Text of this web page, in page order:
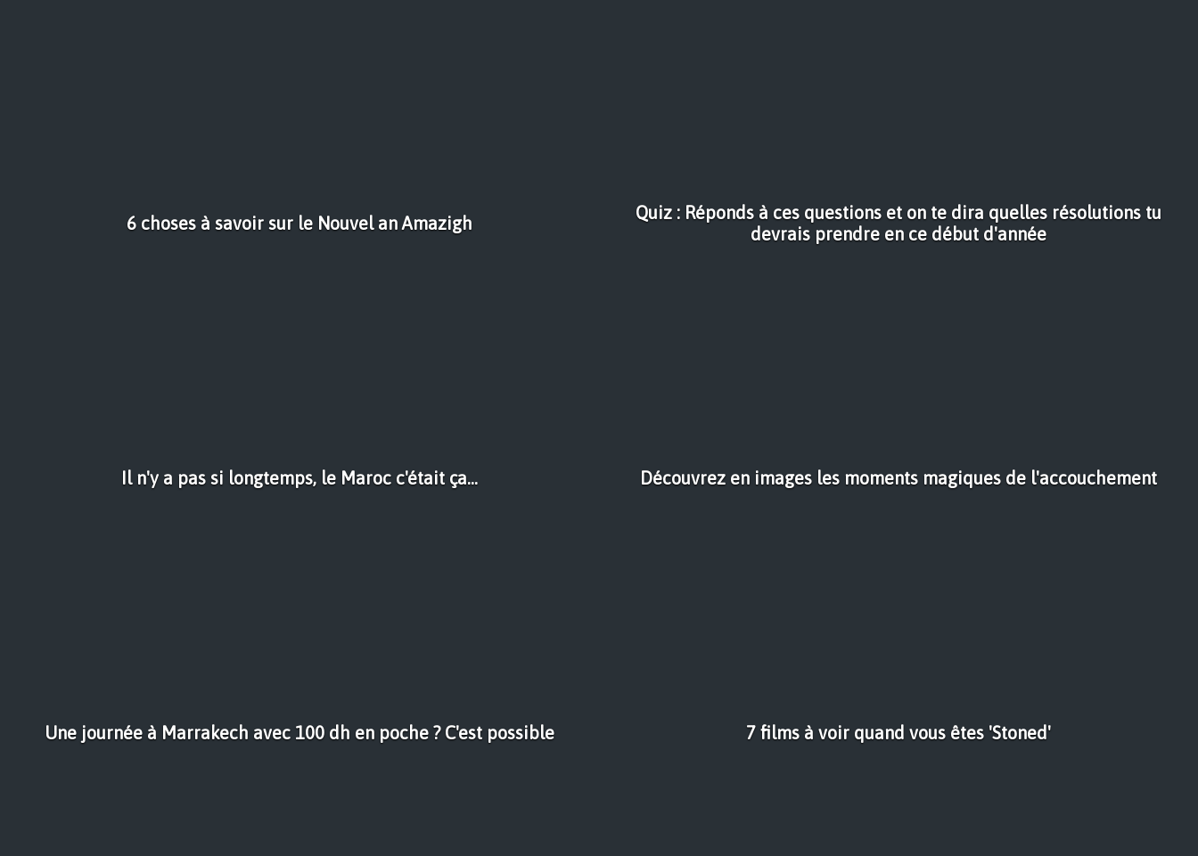
6 choses à savoir sur le Nouvel an Amazigh
Quiz : Réponds à ces questions et on te dira quelles résolutions tu
devrais prendre en ce début d'année
Il n'y a pas si longtemps, le Maroc c'était ça... Découvrez en images les moments magiques de l'accouchement
Une journée à Marrakech avec 100 dh en poche ? C'est possible 7 films à voir quand vous êtes 'Stoned'